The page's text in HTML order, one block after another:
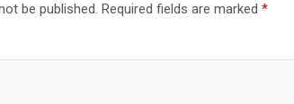
be published. Required fields are marked *